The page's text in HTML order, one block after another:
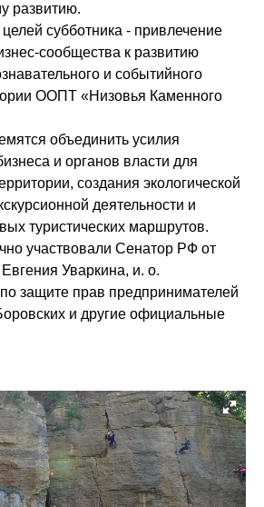
развитию.
субботника - привлечение
сообщества к развитию
и событийного
ООПТ «Низовья Каменного
объединить усилия
и органов власти для
создания экологической
деятельности и
туристических маршрутов.
участвовали Сенатор РФ от
Уваркина, и. о.
защите прав предпринимателей
и другие официальные